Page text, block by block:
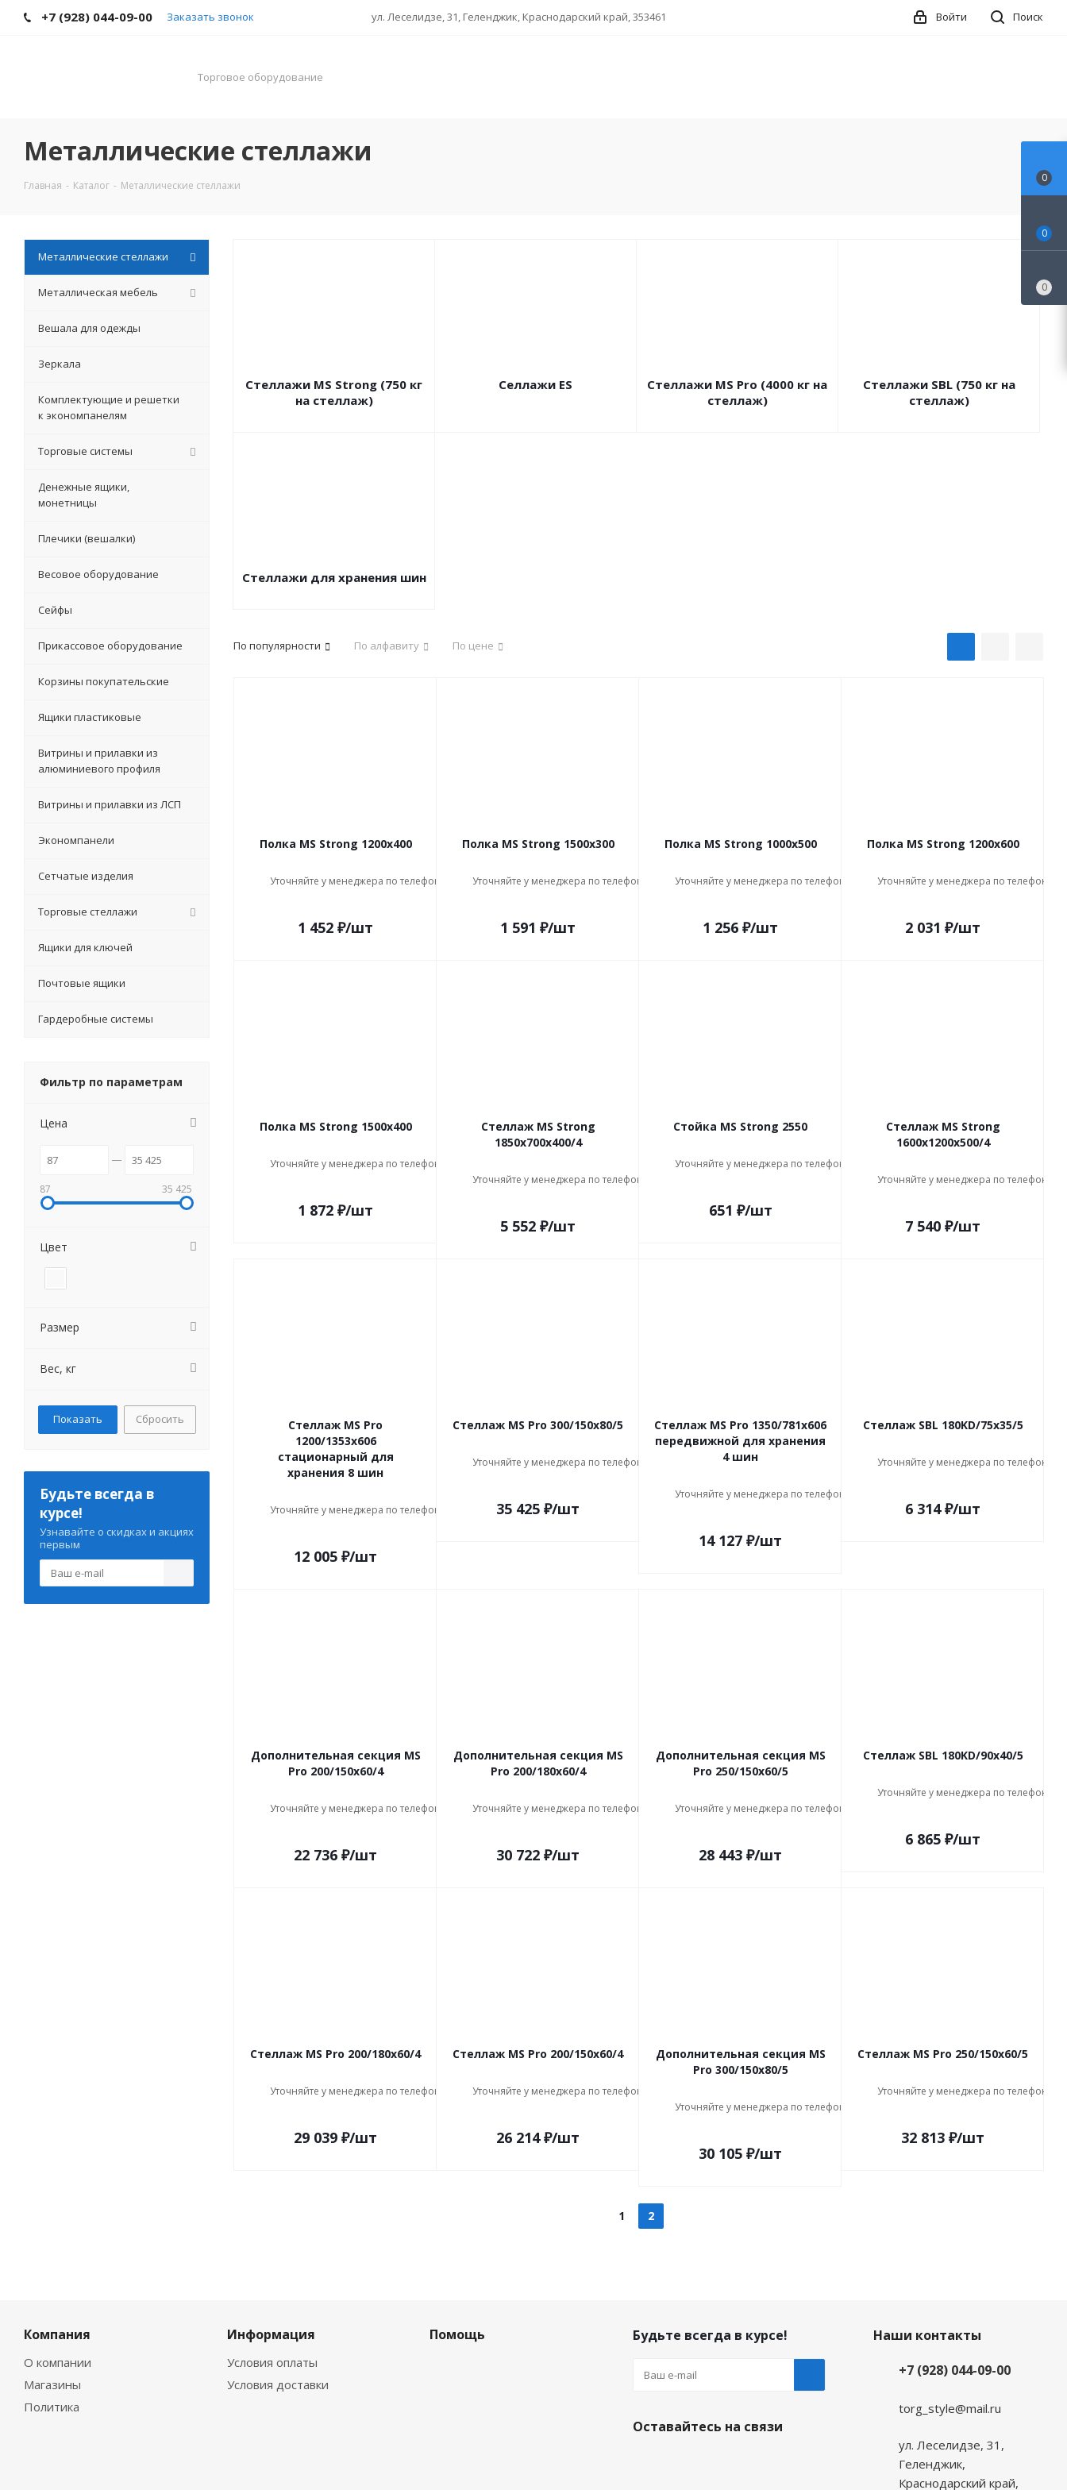
+7 (928) 044-09-00 Заказать звонок ул. Леселидзе, 31, Геленджик, Краснодарский край, 353461 Поиск
Войти
Торговое оборудование
Металлические стеллажи
Главная - Каталог - Металлические стеллажи
Стеллажи MS Strong (750 кг
на стеллаж)
Селлажи ES
Стеллажи MS Pro (4000 кг на
стеллаж)
Стеллажи SBL (750 кг на
стеллаж)
Стеллажи для хранения шин
По популярности По алфавиту По цене
Полка MS Strong 1200x400
Уточняйте у менеджера по телефону
1 452 ₽/шт
Полка MS Strong 1500x300
Уточняйте у менеджера по телефону
1 591 ₽/шт
Полка MS Strong 1000x500
Уточняйте у менеджера по телефону
1 256 ₽/шт
Полка MS Strong 1200x600
Уточняйте у менеджера по телефону
2 031 ₽/шт
Полка MS Strong 1500x400
Уточняйте у менеджера по телефону
1 872 ₽/шт
Стеллаж MS Strong
1850х700х400/4
Уточняйте у менеджера по телефону
5 552 ₽/шт
Стойка MS Strong 2550
Уточняйте у менеджера по телефону
651 ₽/шт
Стеллаж MS Strong
1600х1200х500/4
Уточняйте у менеджера по телефону
7 540 ₽/шт
Стеллаж MS Pro
1200/1353x606
стационарный для
хранения 8 шин
Уточняйте у менеджера по телефону
12 005 ₽/шт
Стеллаж MS Pro 300/150x80/5
Уточняйте у менеджера по телефону
35 425 ₽/шт
Стеллаж MS Pro 1350/781x606
передвижной для хранения
4 шин
Уточняйте у менеджера по телефону
14 127 ₽/шт
Стеллаж SBL 180KD/75x35/5
Уточняйте у менеджера по телефону
6 314₽/шт
Дополнительная секция MS
Pro 200/150x60/4
Уточняйте у менеджера по телефону
22 736 ₽/шт
Дополнительная секция MS
Pro 200/180x60/4
Уточняйте у менеджера по телефону
30 722 ₽/шт
Дополнительная секция MS
Pro 250/150x60/5
Уточняйте у менеджера по телефону
28 443 ₽/шт
Стеллаж SBL 180KD/90x40/5
Уточняйте у менеджера по телефону
6 865 ₽/шт
Стеллаж MS Pro 200/180x60/4
Уточняйте у менеджера по телефону
29 039 ₽/шт
Стеллаж MS Pro 200/150x60/4
Уточняйте у менеджера по телефону
26 214₽/шт
Дополнительная секция MS
Pro 300/150x80/5
Уточняйте у менеджера по телефону
30 105 ₽/шт
Стеллаж MS Pro 250/150x60/5
Уточняйте у менеджера по телефону
32 813 ₽/шт
1 2
Металлические стеллажи
Металлическая мебель
Вешала для одежды
Зеркала
Комплектующие и решетки
к экономпанелям
Торговые системы
Денежные ящики,
монетницы
Плечики (вешалки)
Весовое оборудование
Сейфы
Прикассовое оборудование
Корзины покупательские
Ящики пластиковые
Витрины и прилавки из
алюминиевого профиля
Витрины и прилавки из ЛСП
Экономпанели
Сетчатые изделия
Торговые стеллажи
Ящики для ключей
Почтовые ящики
Гардеробные системы
Фильтр по параметрам
Цена
87 35 425
Цвет
Размер
Вес, кг
Сбросить
Будьте всегда в
курсе!
Узнавайте о скидках и акциях
первым
Компания
О компании
Магазины
Политика
Информация
Условия оплаты
Условия доставки
Помощь Будьте всегда в курсе!
Оставайтесь на связи
Наши контакты
+7 (928) 044-09-00
torg_style@mail.ru
ул. Леселидзе, 31,
Геленджик,
Краснодарский край,
0
0
0